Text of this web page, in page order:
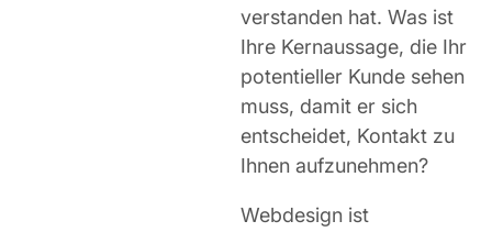
verstanden hat. Was ist
Ihre Kernaussage, die Ihr
potentieller Kunde sehen
muss, damit er sich
entscheidet, Kontakt zu
Ihnen aufzunehmen?
Webdesign ist